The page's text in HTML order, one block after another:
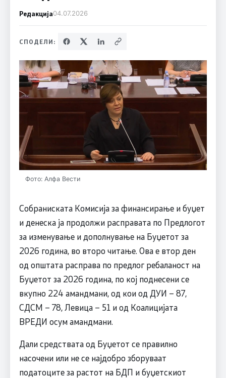
Редакција04.07.2026
СПОДЕЛИ:
Фото: Алфа Вести
Собраниската Комисија за финансирање и буџет
и денеска ја продолжи расправата по Предлогот
за изменување и дополнување на Буџетот за
2026 година, во второ читање. Ова е втор ден
од општата расправа по предлог ребаланост на
Буџетот за 2026 година, по кој поднесени се
вкупно 224 амандмани, од кои од ДУИ – 87,
СДСМ – 78, Левица – 51 и од Коалицијата
ВРЕДИ осум амандмани.
Дали средствата од Буџетот се правилно
насочени или не се најдобро зборуваат
податоците за растот на БДП и буџетскиот